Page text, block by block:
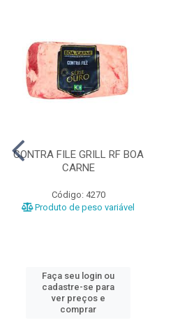
CONTRA FILE GRILL RF BOA
CARNE
Código: 4270
Produto de peso variável
Faça seu login ou
cadastre-se para
ver preços e
comprar